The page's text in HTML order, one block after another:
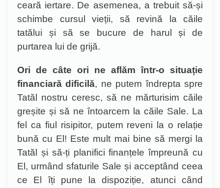
ceară iertare. De asemenea, a trebuit să-și
schimbe cursul vieții, să revină la căile
tatălui și să se bucure de harul și de
purtarea lui de grijă.
Ori de câte ori ne aflăm într-o situație
financiară dificilă, ne putem îndrepta spre
Tatăl nostru ceresc, să ne mărturisim căile
greșite și să ne întoarcem la căile Sale. La
fel ca fiul risipitor, putem reveni la o relație
bună cu El! Este mult mai bine să mergi la
Tatăl și să-ți planifici finanțele împreună cu
El, urmând sfaturile Sale și acceptând ceea
ce El îți pune la dispoziție, atunci când